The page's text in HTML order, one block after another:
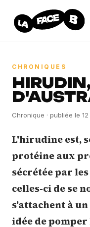
CHRONIQUES
Chronique · publiée le
L'hirudine est,
protéine aux
sécrétée par
celles-ci de se
s'attachent à
idée de